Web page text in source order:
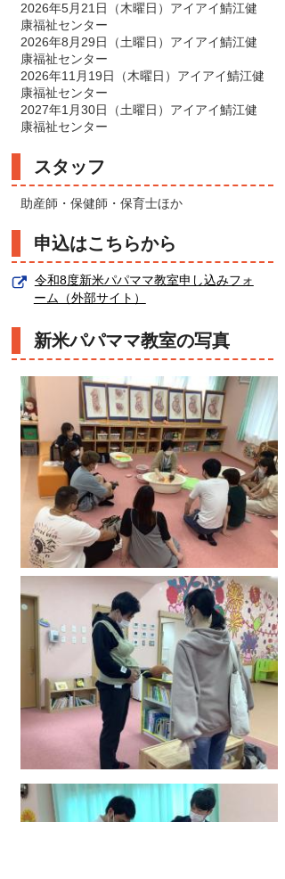
2026年5月21日（木曜日）アイアイ鯖江健
康福祉センター
2026年8月29日（土曜日）アイアイ鯖江健
康福祉センター
2026年11月19日（木曜日）アイアイ鯖江健
康福祉センター
2027年1月30日（土曜日）アイアイ鯖江健
康福祉センター
スタッフ
助産師・保健師・保育士ほか
申込はこちらから
令和8度新米パパママ教室申し込みフォ
ーム（外部サイト）
新米パパママ教室の写真